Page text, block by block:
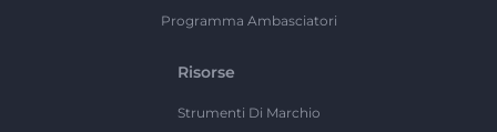
Programma Ambasciatori
Risorse
Strumenti Di Marchio